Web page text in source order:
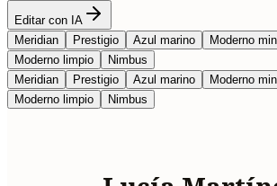
Editar con IA
Meridian
Prestigio Azul marino Moderno
Moderno limpio
Nimbus
Meridian
Prestigio Azul marino Moderno
Moderno limpio
Nimbus